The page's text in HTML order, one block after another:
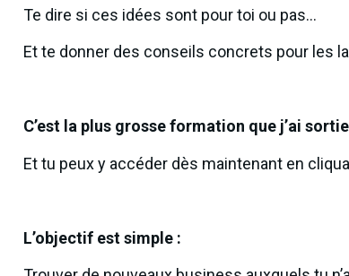
Te dire si ces idées sont pour toi ou pas…
Et te donner des conseils concrets pour les
C’est la plus grosse formation que j’ai
Et tu peux y accéder dès maintenant en
L’objectif est simple :